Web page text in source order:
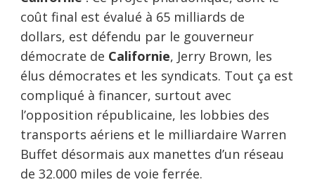
coût final est évalué à 65 milliards de
dollars, est défendu par le gouverneur
démocrate de Californie, Jerry Brown, les
élus démocrates et les syndicats. Tout ça est
compliqué à financer, surtout avec
l’opposition républicaine, les lobbies des
transports aériens et le milliardaire Warren
Buffet désormais aux manettes d’un réseau
de 32.000 miles de voie ferrée.